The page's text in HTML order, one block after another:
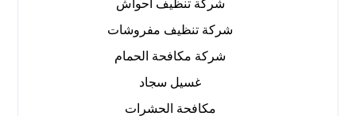
شركة تنظيف أحواش
شركة تنظيف مفروشات
شركة مكافحة الحمام
غسيل سجاد
مكافحة الحشرات